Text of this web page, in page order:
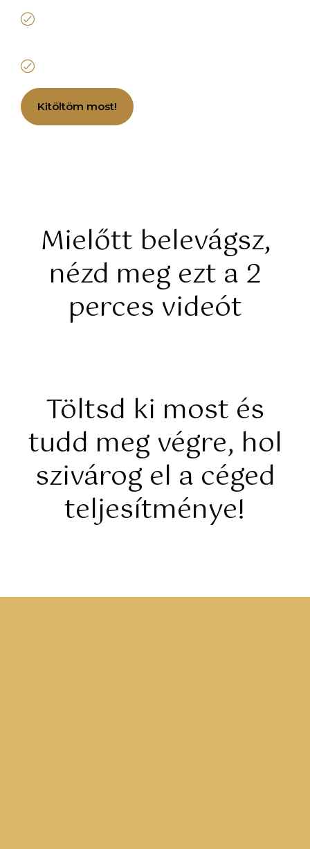
Kitöltöm most!
Mielőtt belevágsz,
nézd meg ezt a 2
perces videót
Töltsd ki most és
tudd meg végre, hol
szivárog el a céged
teljesítménye!